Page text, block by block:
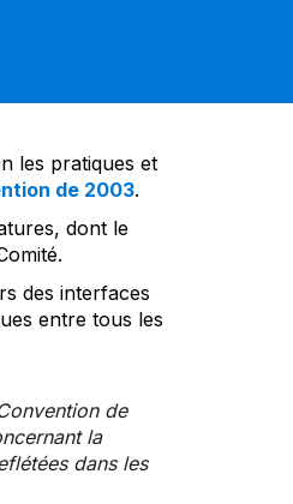
les pratiques et
de 2003.
dont le
des interfaces
entre tous les
de
la
dans les